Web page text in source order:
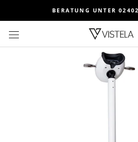
Inhalt
BERATUNG UNTER